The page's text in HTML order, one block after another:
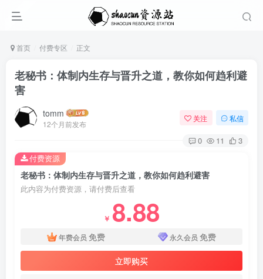
首页 付费专区 正文
老秘书：体制内生存与晋升之道，教你如何趋利避
害
tomm
12个月前发布
关注 私信
0 11 3
老秘书：体制内生存与晋升之道，教你如何趋利避害
此内容为付费资源，请付费后查看
￥ 8.88
年费会员 免费 永久会员 免费
立即购买
付费资源